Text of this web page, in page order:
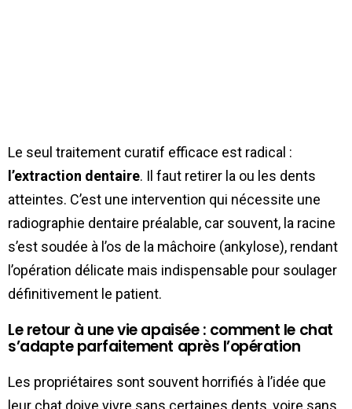
Le seul traitement curatif efficace est radical :
l’extraction dentaire. Il faut retirer la ou les dents
atteintes. C’est une intervention qui nécessite une
radiographie dentaire préalable, car souvent, la racine
s’est soudée à l’os de la mâchoire (ankylose), rendant
l’opération délicate mais indispensable pour soulager
définitivement le patient.
Le retour à une vie apaisée : comment le chat
s’adapte parfaitement après l’opération
Les propriétaires sont souvent horrifiés à l’idée que
leur chat doive vivre sans certaines dents, voire sans